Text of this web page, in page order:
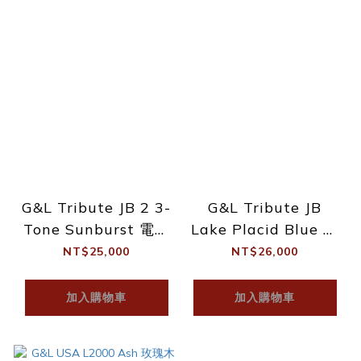
G&L Tribute JB 2 3-
Tone Sunburst 電貝
斯
NT$25,000
加入購物車
G&L Tribute JB
Lake Placid Blue 電
貝斯
NT$26,000
加入購物車